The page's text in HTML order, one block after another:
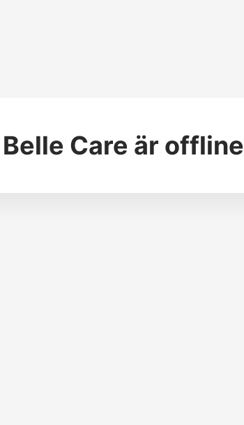
Belle Care är offline